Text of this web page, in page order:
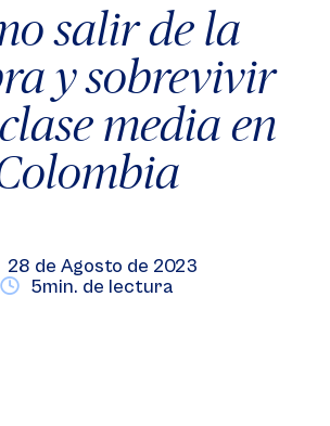
salir de la
y sobrevivir
media en
28 de Agosto de 2023
5min. de lectura